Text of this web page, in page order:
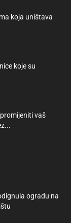
koja uništava
koje su
vaš
ogradu na